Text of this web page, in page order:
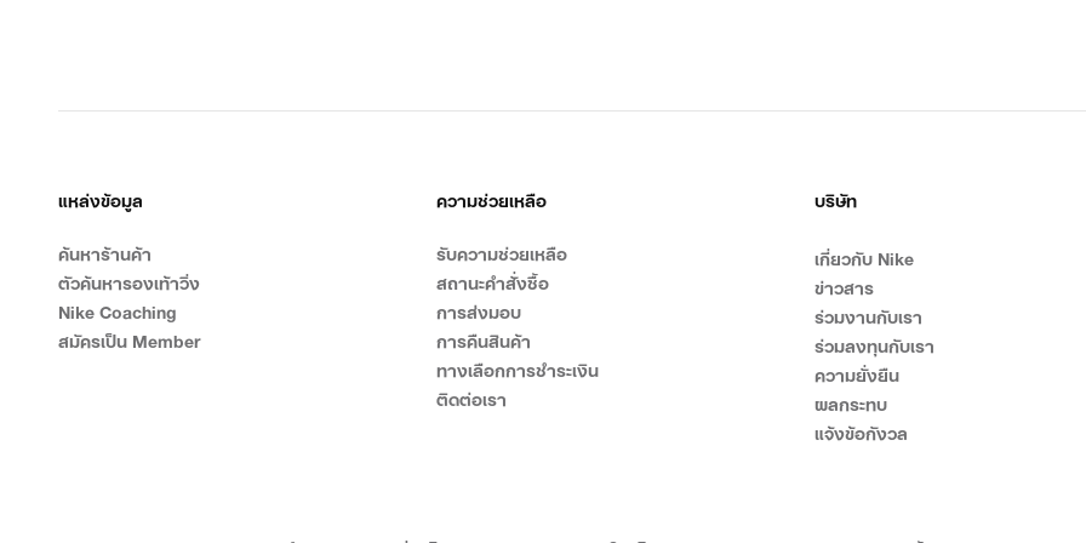
แหล่งข้อมูล
ค้นหาร้านค้า
ตัวค้นหารองเท้าวิ่ง
Nike Coaching
สมัครเป็น Member
ความช่วยเหลือ
รับความช่วยเหลือ
สถานะคำสั่งซื้อ
การส่งมอบ
การคืนสินค้า
ทางเลือกการชำระเงิน
ติดต่อเรา
บริษัท
เกี่ยวกับ Nike
ข่าวสาร
ร่วมงานกับเรา
ร่วมลงทุนกับเรา
ความยั่งยืน
ผลกระทบ
แจ้งข้อกังวล